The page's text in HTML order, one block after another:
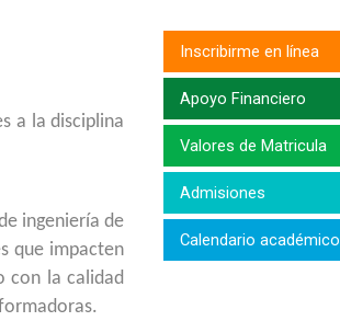
a la disciplina
ingeniería de
que impacten
con la calidad
Inscribirme en línea
Apoyo Financiero
Valores de Matricula
Admisiones
Calendario académico